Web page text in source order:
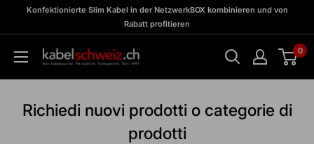
zu
BOX
Konfektionierte Slim Kabel in der NetzwerkBOX kombinieren und von
Rabatt profitieren
kabelschweiz 0
Richiedi nuovi prodotti o categorie di
prodotti